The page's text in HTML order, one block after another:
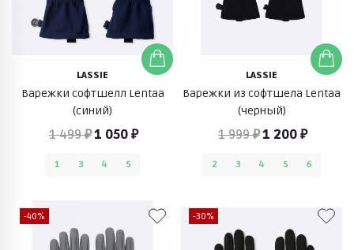
LASSIE
Варежки софтшелл Lentaa
(синий)
1 499 ₽1 050 ₽
1 3 4 5
LASSIE
Варежки из софтшела Lentaa
(черный)
1 999 ₽1 200 ₽
2 3 4 5 6
-40% -30%